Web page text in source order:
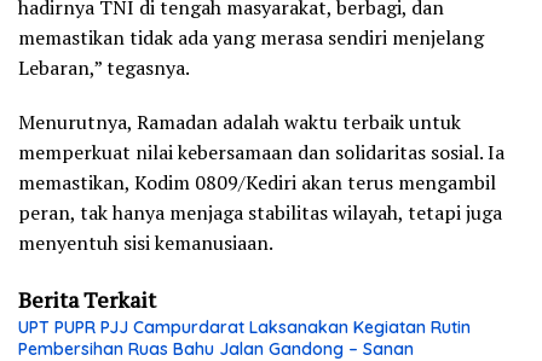
hadirnya TNI di tengah masyarakat, berbagi, dan
memastikan tidak ada yang merasa sendiri menjelang
Lebaran,” tegasnya.
Menurutnya, Ramadan adalah waktu terbaik untuk
memperkuat nilai kebersamaan dan solidaritas sosial. Ia
memastikan, Kodim 0809/Kediri akan terus mengambil
peran, tak hanya menjaga stabilitas wilayah, tetapi juga
menyentuh sisi kemanusiaan.
Berita Terkait
UPT PUPR PJJ Campurdarat Laksanakan Kegiatan Rutin
Pembersihan Ruas Bahu Jalan Gandong – Sanan